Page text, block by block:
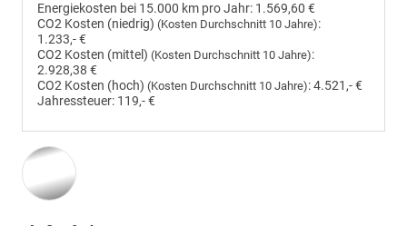
Energiekosten bei 15.000 km pro Jahr: 1.569,60 €
CO2 Kosten (niedrig) (Kosten Durchschnitt 10 Jahre):
1.233,- €
CO2 Kosten (mittel) (Kosten Durchschnitt 10 Jahre):
2.928,38 €
CO2 Kosten (hoch) (Kosten Durchschnitt 10 Jahre):4.521,- €
Jahressteuer: 119,- €